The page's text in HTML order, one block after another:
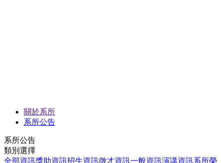
關於系所
系所公告
系所公告
類別選擇
全部資訊獎助資訊招生資訊徵才資訊一般資訊演講資訊系所榮